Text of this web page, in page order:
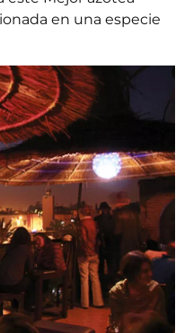
en una especie